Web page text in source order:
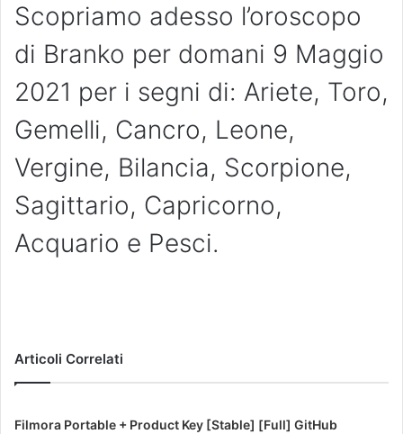
Scopriamo adesso l’oroscopo
di Branko per domani 9 Maggio
2021 per i segni di: Ariete, Toro,
Gemelli, Cancro, Leone,
Vergine, Bilancia, Scorpione,
Sagittario, Capricorno,
Acquario e Pesci.
Articoli Correlati
Filmora Portable + Product Key [Stable] [Full] GitHub